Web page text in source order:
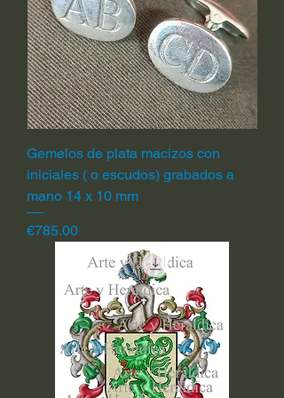
Gemelos de plata macizos con
iniciales ( o escudos) grabados a
mano 14 x 10 mm
Price
€785.00